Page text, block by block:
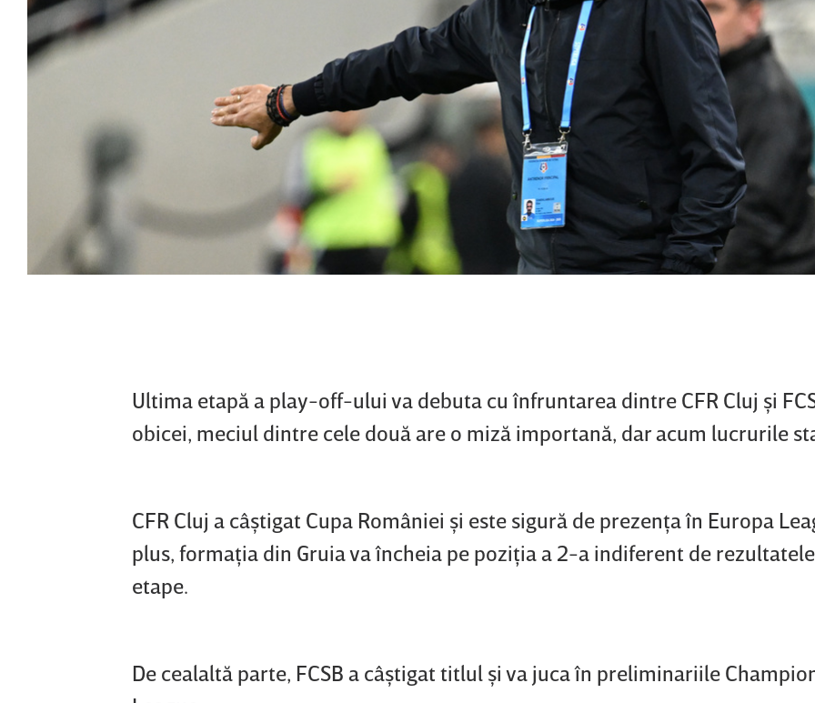
Ultima etapă a play-off-ului va debuta cu înfruntarea dintre CFR Cluj şi
obicei, meciul dintre cele două are o miză importană, dar acum lucrurile
CFR Cluj a câştigat Cupa României şi este sigură de prezenţa în Europa
plus, formaţia din Gruia va încheia pe poziţia a 2-a indiferent de
etape.
De cealaltă parte, FCSB a câştigat titlul şi va juca în preliminariile